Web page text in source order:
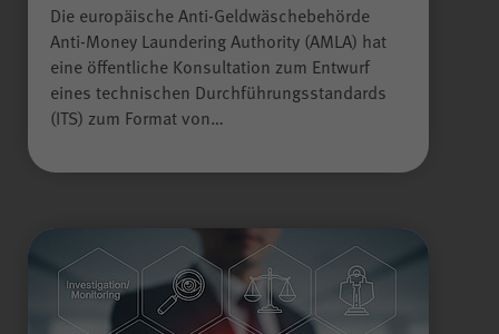
Die europäische Anti-Geldwäschebehörde
Anti-Money Laundering Authority (AMLA) hat
eine öffentliche Konsultation zum Entwurf
eines technischen Durchführungsstandards
(ITS) zum Format von…